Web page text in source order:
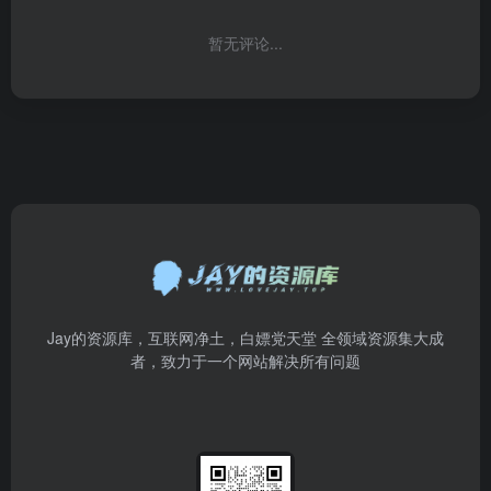
暂无评论...
Jay的资源库，互联网净土，白嫖党天堂 全领域资源集大成
者，致力于一个网站解决所有问题